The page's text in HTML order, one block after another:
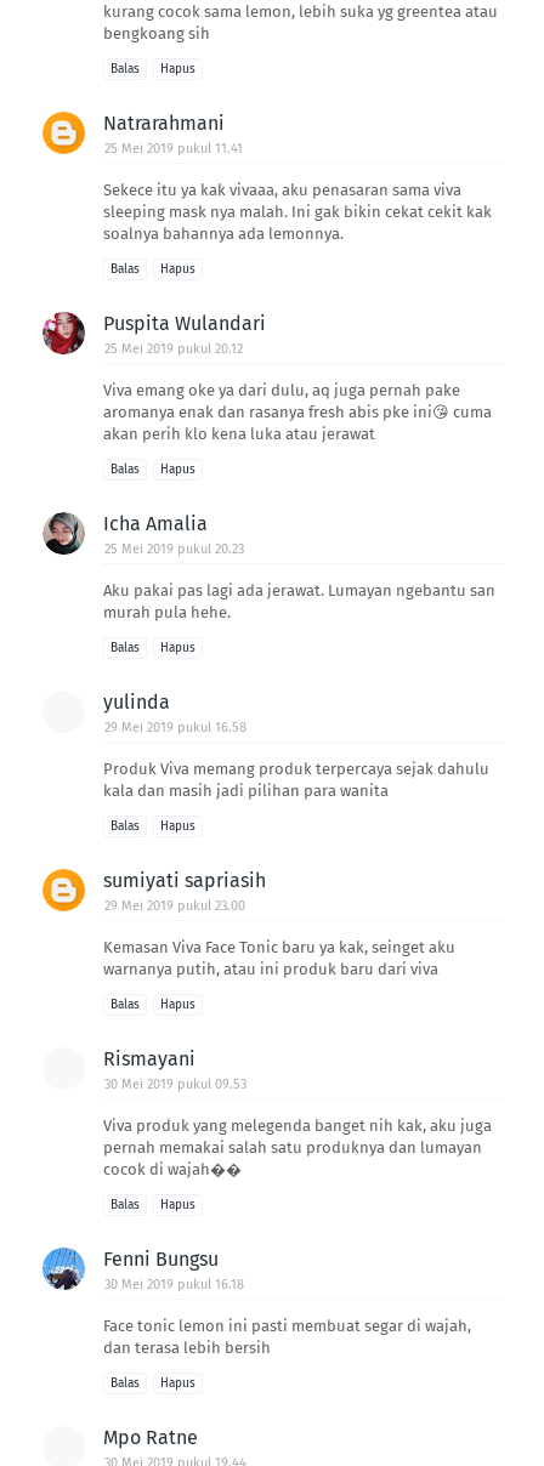
kurang cocok sama lemon, lebih suka yg greentea atau
bengkoang sih
Balas Hapus
Natrarahmani
25 Mei 2019 pukul 11.41
Sekece itu ya kak vivaaa, aku penasaran sama viva
sleeping mask nya malah. Ini gak bikin cekat cekit kak
soalnya bahannya ada lemonnya.
Balas Hapus
Puspita Wulandari
25 Mei 2019 pukul 20.12
Viva emang oke ya dari dulu, aq juga pernah pake
aromanya enak dan rasanya fresh abis pke ini😘 cuma
akan perih klo kena luka atau jerawat
Balas Hapus
Icha Amalia
25 Mei 2019 pukul 20.23
Aku pakai pas lagi ada jerawat. Lumayan ngebantu san
murah pula hehe.
Balas Hapus
yulinda
29 Mei 2019 pukul 16.58
Produk Viva memang produk terpercaya sejak dahulu
kala dan masih jadi pilihan para wanita
Balas Hapus
sumiyati sapriasih
29 Mei 2019 pukul 23.00
Kemasan Viva Face Tonic baru ya kak, seinget aku
warnanya putih, atau ini produk baru dari viva
Balas Hapus
Rismayani
30 Mei 2019 pukul 09.53
Viva produk yang melegenda banget nih kak, aku juga
pernah memakai salah satu produknya dan lumayan
cocok di wajah��
Balas Hapus
Fenni Bungsu
30 Mei 2019 pukul 16.18
Face tonic lemon ini pasti membuat segar di wajah,
dan terasa lebih bersih
Balas Hapus
Mpo Ratne
30 Mei 2019 pukul 19.44